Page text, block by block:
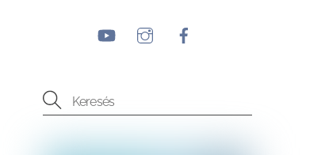
YouTubeInstagram